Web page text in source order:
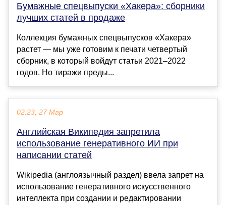
Бумажные спецвыпуски «Хакера»: сборники
лучших статей в продаже
Коллекция бумажных спецвыпусков «Хакера»
растет — мы уже готовим к печати четвертый
сборник, в который войдут статьи 2021–2022
годов. Но тиражи преды...
02:23, 27 Мар
Английская Википедия запретила
использование генеративного ИИ при
написании статей
Wikipedia (англоязычный раздел) ввела запрет на
использование генеративного искусственного
интеллекта при создании и редактировании